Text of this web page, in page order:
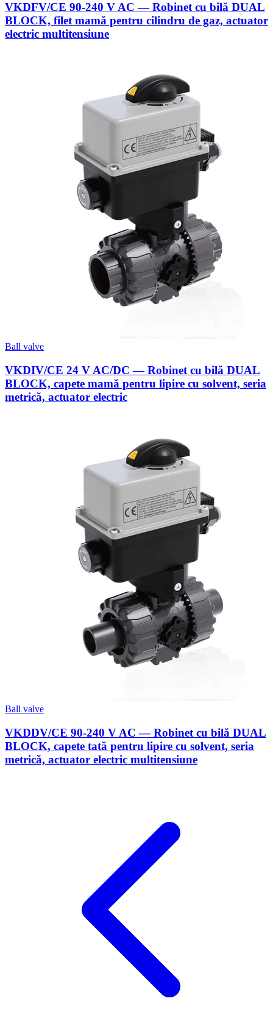
VKDFV/CE 90-240 V AC — Robinet cu bilă DUAL
BLOCK, filet mamă pentru cilindru de gaz, actuator
electric multitensiune
Ball valve
VKDIV/CE 24 V AC/DC — Robinet cu bilă DUAL
BLOCK, capete mamă pentru lipire cu solvent, seria
metrică, actuator electric
Ball valve
VKDDV/CE 90-240 V AC — Robinet cu bilă DUAL
BLOCK, capete tată pentru lipire cu solvent, seria
metrică, actuator electric multitensiune